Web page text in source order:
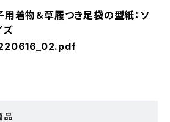
用着物＆草履つき足袋の型紙：ソ
ズ
品